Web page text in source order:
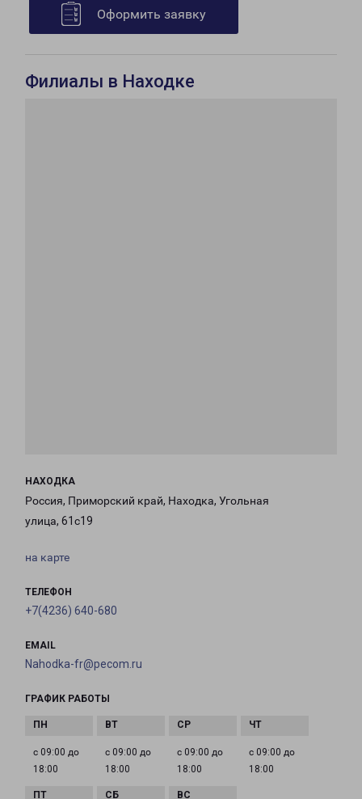
Оформить заявку
Филиалы в Находке
НАХОДКА
Россия, Приморский край, Находка, Угольная
улица, 61с19
на карте
ТЕЛЕФОН
+7(4236) 640-680
EMAIL
Nahodka-fr@pecom.ru
ГРАФИК РАБОТЫ
с 09:00 до
18:00
с 09:00 до
18:00
с 09:00 до
18:00
с 09:00 до
18:00